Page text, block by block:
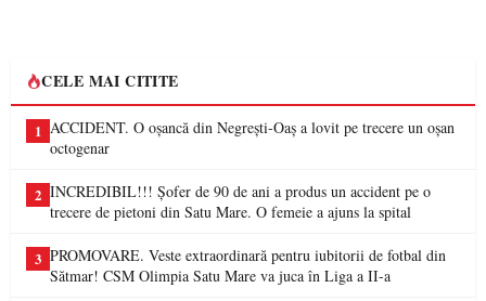
CELE MAI CITITE
1 ACCIDENT. O oșancă din Negrești-Oaș a lovit pe trecere un oșan
octogenar
2 INCREDIBIL!!! Șofer de 90 de ani a produs un accident pe o
trecere de pietoni din Satu Mare. O femeie a ajuns la spital
3 PROMOVARE. Veste extraordinară pentru iubitorii de fotbal din
Sătmar! CSM Olimpia Satu Mare va juca în Liga a II-a